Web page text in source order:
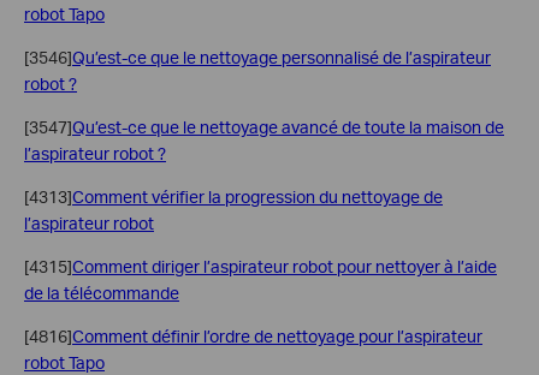
robot Tapo
[3546]Qu’est-ce que le nettoyage personnalisé de l’aspirateur
robot ?
[3547]Qu’est-ce que le nettoyage avancé de toute la maison de
l’aspirateur robot ?
[4313]Comment vérifier la progression du nettoyage de
l’aspirateur robot
[4315]Comment diriger l’aspirateur robot pour nettoyer à l’aide
de la télécommande
[4816]Comment définir l’ordre de nettoyage pour l’aspirateur
robot Tapo